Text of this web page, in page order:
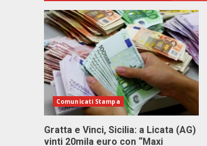
Comunicati Stampa
Gratta e Vinci, Sicilia: a Licata (AG)
vinti 20mila euro con “Maxi